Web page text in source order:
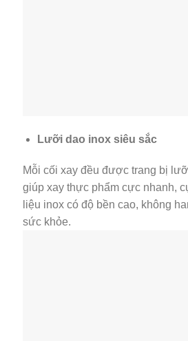
Lưỡi dao inox siêu sắc
Mỗi cối xay đều được trang bị
giúp xay thực phẩm cực nhanh,
liệu inox có độ bền cao, không
sức khỏe.